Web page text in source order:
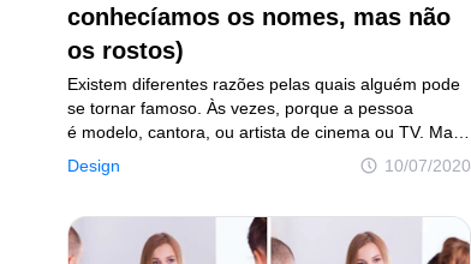
conhecíamos os nomes, mas não
os rostos)
Design 10/07/2020
Existem diferentes razões pelas quais alguém pode
se tornar famoso. Às vezes, porque a pessoa
é modelo, cantora, ou artista de cinema ou TV. Mas
em outras situações, a fama se deve ao que ela cria.
Esse foi o caso das protagonistas de nosso post
da moda. E, embora seja provável que todas sejam
familiares para nós, que conheçamos seus designs